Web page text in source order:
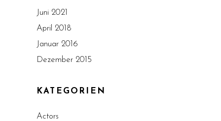
Juni 2021
April 2018
Januar 2016
Dezember 2015
KATEGORIEN
Actors